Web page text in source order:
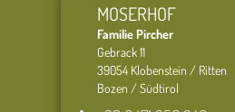
MOSERHOF
Familie Pircher
Gebrack 11
39054 Klobenstein / Ritten
Bozen / Südtirol